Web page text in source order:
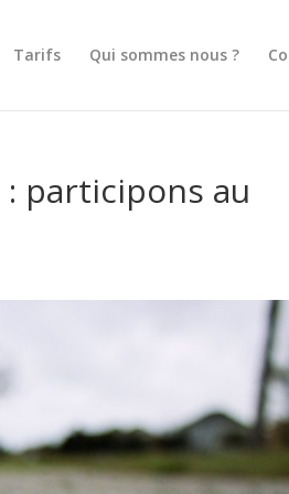
Tarifs Qui sommes nous ?
: participons au